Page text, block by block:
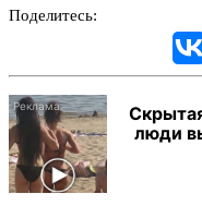
Поделитесь:
люди